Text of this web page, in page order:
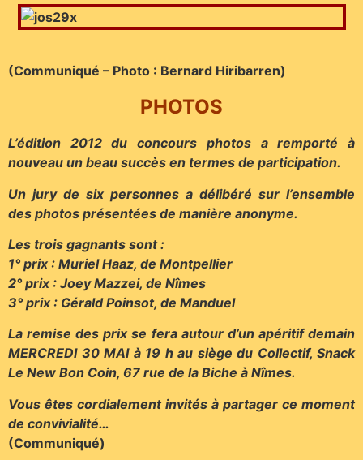
(Communiqué – Photo : Bernard Hiribarren)
PHOTOS
L’édition 2012 du concours photos a remporté à
nouveau un beau succès en termes de participation.
Un jury de six personnes a délibéré sur l’ensemble
des photos présentées de manière anonyme.
Les trois gagnants sont :
1° prix : Muriel Haaz, de Montpellier
2° prix : Joey Mazzei, de Nîmes
3° prix : Gérald Poinsot, de Manduel
La remise des prix se fera autour d’un apéritif demain
MERCREDI 30 MAI à 19 h au siège du Collectif, Snack
Le New Bon Coin, 67 rue de la Biche à Nîmes.
Vous êtes cordialement invités à partager ce moment
de convivialité…
(Communiqué)